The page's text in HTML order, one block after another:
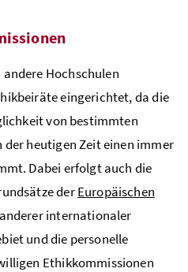
Hochschulen
eingerichtet, da die
von bestimmten
der heutigen Zeit einen immer
Dabei erfolgt auch die
derEuropäischen
internationaler
und die personelle
Ethikkommissionen